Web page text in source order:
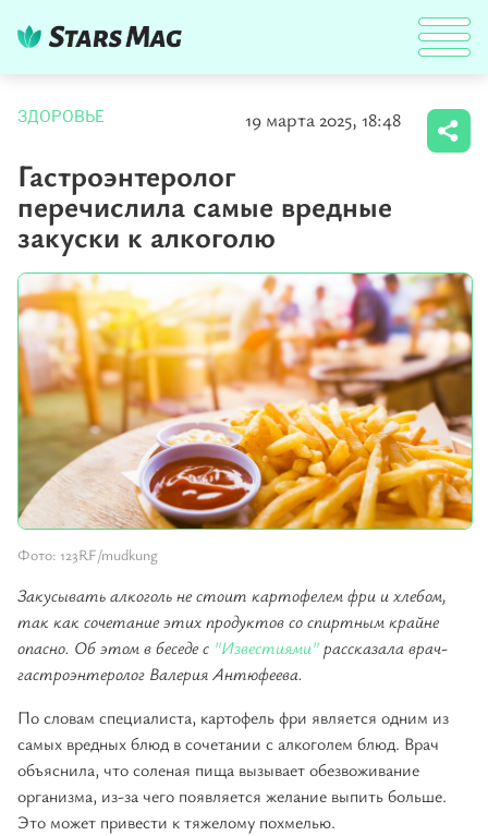
ЗДОРОВЬЕ 19 марта 2025, 18:48
Гастроэнтеролог
перечислила самые вредные
закуски к алкоголю
Фото: 123RF/mudkung
Закусывать алкоголь не стоит картофелем фри и хлебом,
так как сочетание этих продуктов со спиртным крайне
опасно. Об этом в беседе с "Известиями"рассказала врач-
гастроэнтеролог Валерия Антюфеева.
По словам специалиста, картофель фри является одним из
самых вредных блюд в сочетании с алкоголем блюд. Врач
объяснила, что соленая пища вызывает обезвоживание
организма, из-за чего появляется желание выпить больше.
Это может привести к тяжелому похмелью.